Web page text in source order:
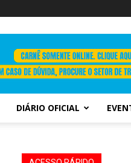
DIÁRIO OFICIAL